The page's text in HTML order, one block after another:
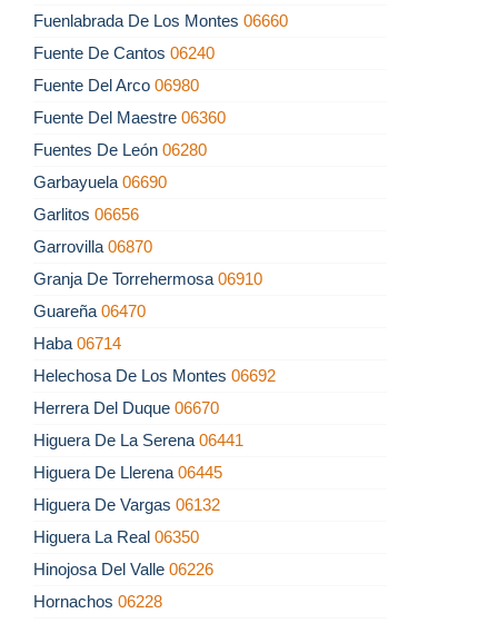
Fuenlabrada De Los Montes 06660
Fuente De Cantos 06240
Fuente Del Arco 06980
Fuente Del Maestre 06360
Fuentes De León 06280
Garbayuela 06690
Garlitos 06656
Garrovilla 06870
Granja De Torrehermosa 06910
Guareña 06470
Haba 06714
Helechosa De Los Montes 06692
Herrera Del Duque 06670
Higuera De La Serena 06441
Higuera De Llerena 06445
Higuera De Vargas 06132
Higuera La Real 06350
Hinojosa Del Valle 06226
Hornachos 06228